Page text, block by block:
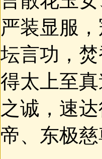
严装显服
坛言功，
得太上至
之诚，速
帝、东极